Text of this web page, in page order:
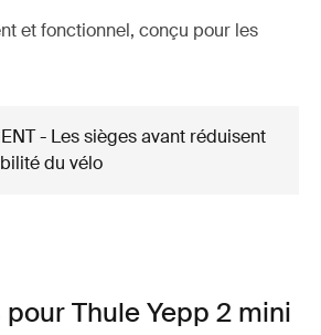
et fonctionnel, conçu pour les
- Les sièges avant réduisent
du vélo
Thule Yepp 2 mini